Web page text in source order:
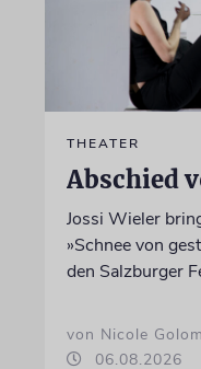
THEATER
Abschied
Jossi Wieler
»Schnee von
den Salzburger
von Nicole
06.08.2026